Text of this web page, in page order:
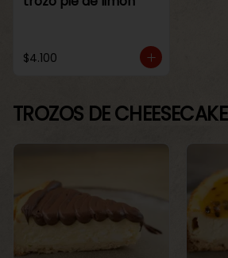
$4.100
TROZOS DE CHEESECAKE